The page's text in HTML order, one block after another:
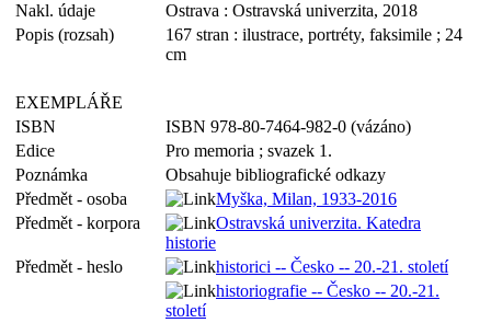
Nakl. údaje
Ostrava : Ostravská univerzita, 2018
Popis (rozsah)
167 stran : ilustrace, portréty, faksimile ; 24
cm
EXEMPLÁŘE
ISBN
ISBN 978-80-7464-982-0 (vázáno)
Edice
Pro memoria ; svazek 1.
Poznámka
Obsahuje bibliografické odkazy
Předmět - osoba
Myška, Milan, 1933-2016
Předmět - korpora
Ostravská univerzita. Katedra
historie
Předmět - heslo
historici -- Česko -- 20.-21. století
historiografie -- Česko -- 20.-21.
století